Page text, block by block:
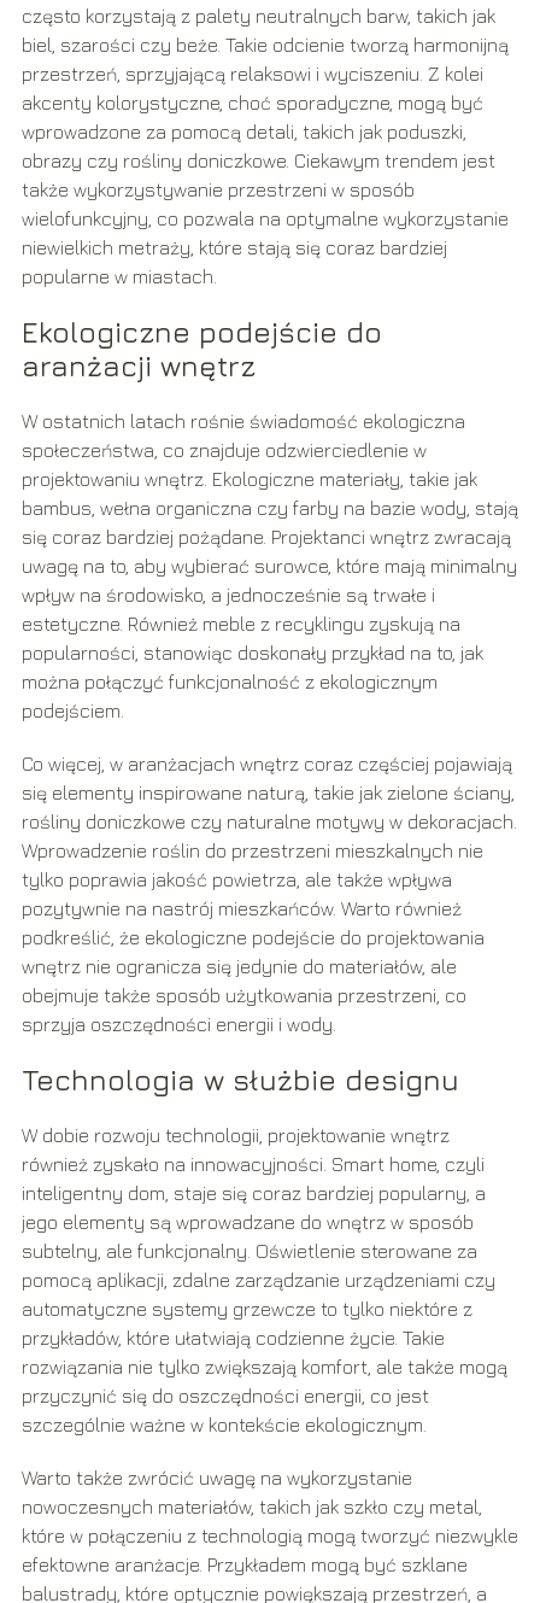
często korzystają z palety neutralnych barw, takich jak
biel, szarości czy beże. Takie odcienie tworzą harmonijną
przestrzeń, sprzyjającą relaksowi i wyciszeniu. Z kolei
akcenty kolorystyczne, choć sporadyczne, mogą być
wprowadzone za pomocą detali, takich jak poduszki,
obrazy czy rośliny doniczkowe. Ciekawym trendem jest
także wykorzystywanie przestrzeni w sposób
wielofunkcyjny, co pozwala na optymalne wykorzystanie
niewielkich metraży, które stają się coraz bardziej
popularne w miastach.
Ekologiczne podejście do
aranżacji wnętrz
W ostatnich latach rośnie świadomość ekologiczna
społeczeństwa, co znajduje odzwierciedlenie w
projektowaniu wnętrz. Ekologiczne materiały, takie jak
bambus, wełna organiczna czy farby na bazie wody, stają
się coraz bardziej pożądane. Projektanci wnętrz zwracają
uwagę na to, aby wybierać surowce, które mają minimalny
wpływ na środowisko, a jednocześnie są trwałe i
estetyczne. Również meble z recyklingu zyskują na
popularności, stanowiąc doskonały przykład na to, jak
można połączyć funkcjonalność z ekologicznym
podejściem.
Co więcej, w aranżacjach wnętrz coraz częściej pojawiają
się elementy inspirowane naturą, takie jak zielone ściany,
rośliny doniczkowe czy naturalne motywy w dekoracjach.
Wprowadzenie roślin do przestrzeni mieszkalnych nie
tylko poprawia jakość powietrza, ale także wpływa
pozytywnie na nastrój mieszkańców. Warto również
podkreślić, że ekologiczne podejście do projektowania
wnętrz nie ogranicza się jedynie do materiałów, ale
obejmuje także sposób użytkowania przestrzeni, co
sprzyja oszczędności energii i wody.
Technologia w służbie designu
W dobie rozwoju technologii, projektowanie wnętrz
również zyskało na innowacyjności. Smart home, czyli
inteligentny dom, staje się coraz bardziej popularny, a
jego elementy są wprowadzane do wnętrz w sposób
subtelny, ale funkcjonalny. Oświetlenie sterowane za
pomocą aplikacji, zdalne zarządzanie urządzeniami czy
automatyczne systemy grzewcze to tylko niektóre z
przykładów, które ułatwiają codzienne życie. Takie
rozwiązania nie tylko zwiększają komfort, ale także mogą
przyczynić się do oszczędności energii, co jest
szczególnie ważne w kontekście ekologicznym.
Warto także zwrócić uwagę na wykorzystanie
nowoczesnych materiałów, takich jak szkło czy metal,
które w połączeniu z technologią mogą tworzyć niezwykle
efektowne aranżacje. Przykładem mogą być szklane
balustrady, które optycznie powiększają przestrzeń, a